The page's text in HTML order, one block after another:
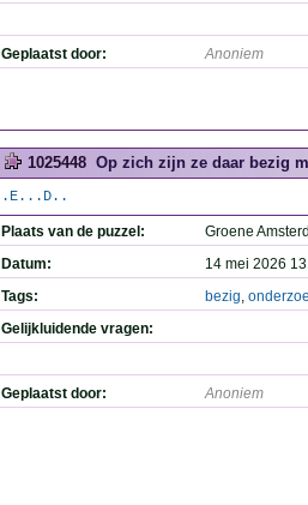
Geplaatst door: Anoniem
1025448 Op zich zijn ze daar bezig
.E...D..
Plaats van de puzzel:
Groene
Datum:
14 mei 2026
Tags:
bezig,
Gelijkluidende vragen:
Geplaatst door: Anoniem